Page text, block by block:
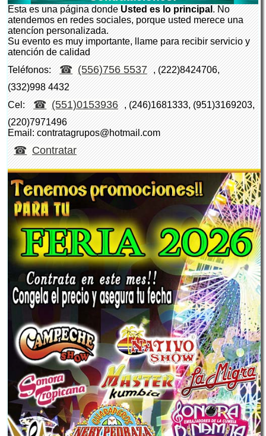
Esta es una página dondeUsted es lo principal . No
atendemos en redes sociales, porque usted merece una
atencíon personalizada.
Su evento es muy importante, llame para recibir servicio y
atención de calidad
Teléfonos:
(556)756 5537
, (222)8424706,
(332)998 4432
Cel:
(551)0153936
, (246)1681333, (951)3169203,
(220)7971496
Email: contratagrupos@hotmail.com
Contratar